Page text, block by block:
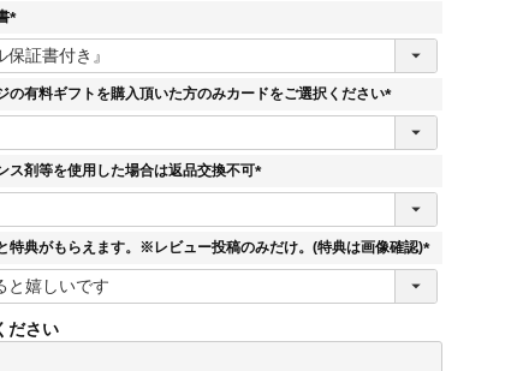
(
必
須
の有料ギフトを購入頂いた方のみカードをご選択ください
(
ス剤等を使用した場合は返品交換不可
(
須
特典がもらえます。※レビュー投稿のみだけ。(特典は画像確認)
(
)
ださい